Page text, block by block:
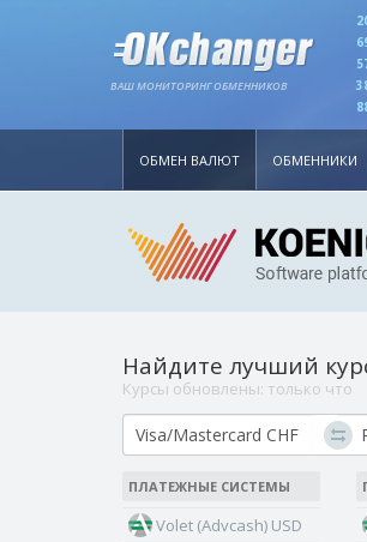
ВАШ МОНИТОРИНГ ОБМЕННИКОВ
ОБМЕН ВАЛЮТ ОБМЕННИКИ
Найдите лучший
Курсы обновлены: только что
ПЛАТЕЖНЫЕ СИСТЕМЫ
Volet (Advcash) USD